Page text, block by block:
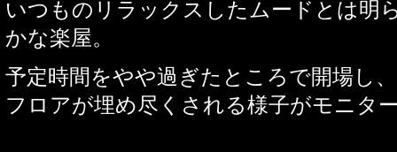
いつものリラックスしたムードとは明
かな楽屋。
予定時間をやや過ぎたところで開場し
フロアが埋め尽くされる様子がモニタ